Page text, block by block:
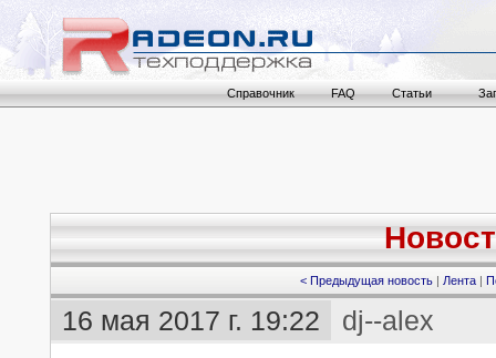
Справочник FAQ Статьи
< Предыдущая новость | Лента |
16 мая 2017 г. 19:22 dj--alex